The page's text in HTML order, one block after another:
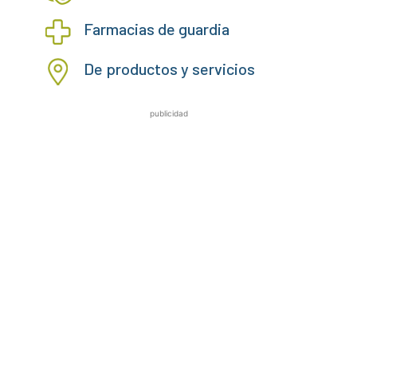
Farmacias de guardia
De productos y servicios
publicidad